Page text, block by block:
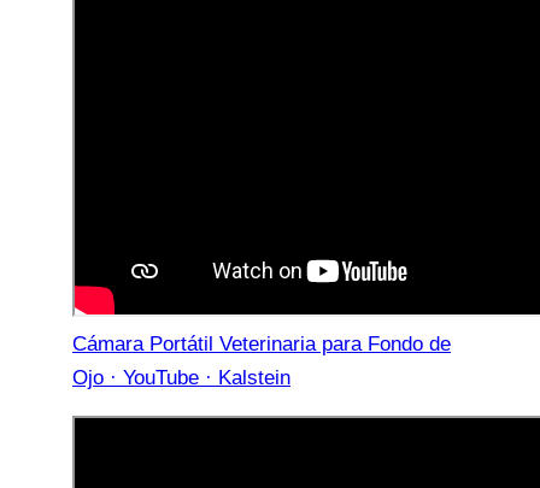
Cámara Portátil Veterinaria para Fondo de
Ojo · YouTube · Kalstein